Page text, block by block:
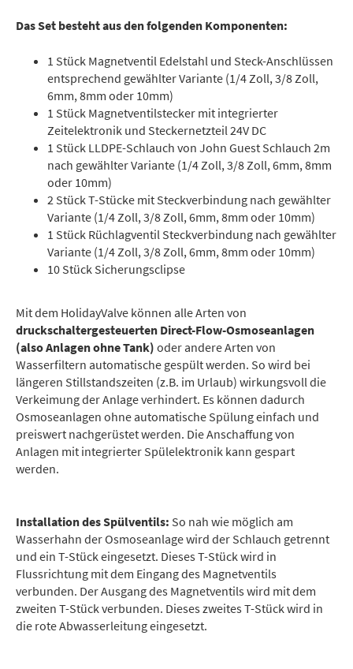
Das Set besteht aus den folgenden Komponenten:
1 Stück Magnetventil Edelstahl und Steck-Anschlüssen
entsprechend gewählter Variante (1/4 Zoll, 3/8 Zoll,
6mm, 8mm oder 10mm)
1 Stück Magnetventilstecker mit integrierter
Zeitelektronik und Steckernetzteil 24V DC
1 Stück LLDPE-Schlauch von John Guest Schlauch 2m
nach gewählter Variante (1/4 Zoll, 3/8 Zoll, 6mm, 8mm
oder 10mm)
2 Stück T-Stücke mit Steckverbindung nach gewählter
Variante (1/4 Zoll, 3/8 Zoll, 6mm, 8mm oder 10mm)
1 Stück Rüchlagventil Steckverbindung nach gewählter
Variante (1/4 Zoll, 3/8 Zoll, 6mm, 8mm oder 10mm)
10 Stück Sicherungsclipse
Mit dem HolidayValve können alle Arten von
druckschaltergesteuerten Direct-Flow-Osmoseanlagen
(also Anlagen ohne Tank) oder andere Arten von
Wasserfiltern automatische gespült werden. So wird bei
längeren Stillstandszeiten (z.B. im Urlaub) wirkungsvoll die
Verkeimung der Anlage verhindert. Es können dadurch
Osmoseanlagen ohne automatische Spülung einfach und
preiswert nachgerüstet werden. Die Anschaffung von
Anlagen mit integrierter Spülelektronik kann gespart
werden.
Installation des Spülventils: So nah wie möglich am
Wasserhahn der Osmoseanlage wird der Schlauch getrennt
und ein T-Stück eingesetzt. Dieses T-Stück wird in
Flussrichtung mit dem Eingang des Magnetventils
verbunden. Der Ausgang des Magnetventils wird mit dem
zweiten T-Stück verbunden. Dieses zweites T-Stück wird in
die rote Abwasserleitung eingesetzt.